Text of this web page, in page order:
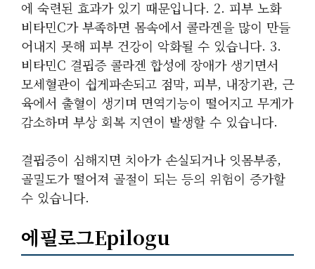
에 숙련된 효과가 있기 때문입니다. 2. 피부 노화
비타민C가 부족하면 몸속에서 콜라겐을 많이 만들
어내지 못해 피부 건강이 악화될 수 있습니다. 3.
비타민C 결핍증 콜라겐 합성에 장애가 생기면서
모세혈관이 쉽게파손되고 점막, 피부, 내장기관, 근
육에서 출혈이 생기며 면역기능이 떨어지고 무게가
감소하며 부상 회복 지연이 발생할 수 있습니다.
결핍증이 심해지면 치아가 손실되거나 잇몸부종,
골밀도가 떨어져 골절이 되는 등의 위험이 증가할
수 있습니다.
에필로그Epilogu